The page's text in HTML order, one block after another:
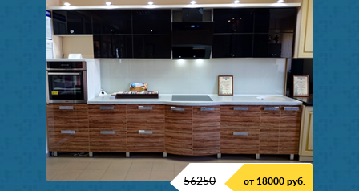
56250 от 18000 руб.